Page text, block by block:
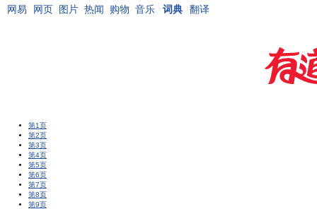
网易 网页 图片 热闻 购物 音乐 词典 翻译
第1页
第2页
第3页
第4页
第5页
第6页
第7页
第8页
第9页